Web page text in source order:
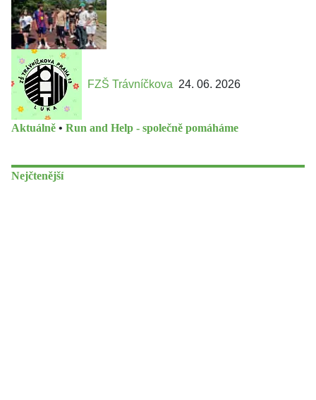
FZŠ Trávníčkova 24. 06. 2026
Aktuálně • Run and Help - společně pomáháme
Nejčtenější